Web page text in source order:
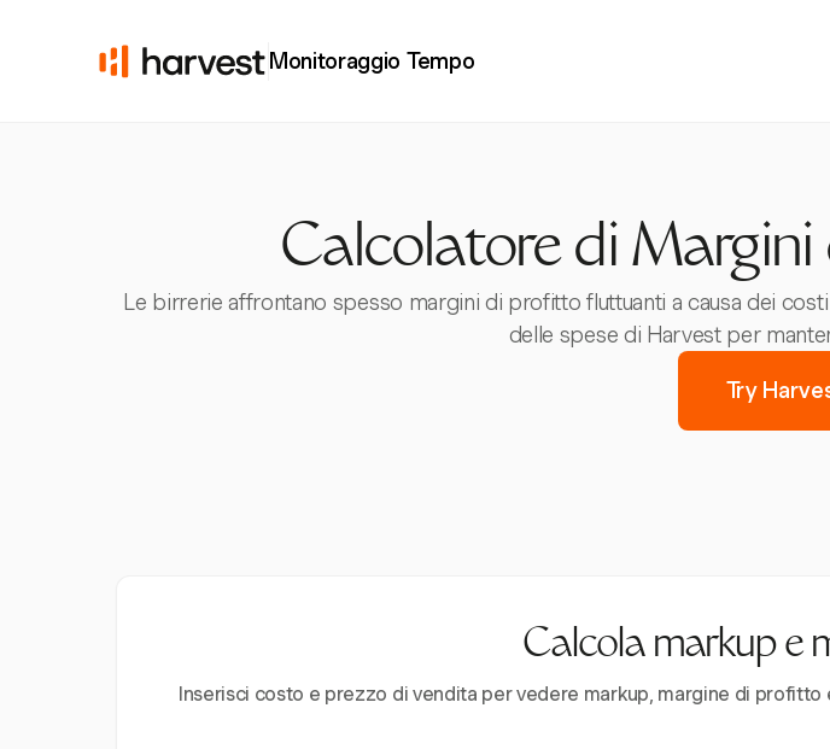
Monitoraggio Tempo
Calcolatore di
Le birrerie affrontano spesso margini di profitto fluttuanti a causa dei
delle spese di Harvest per
Try
Calcola markup e
Inserisci costo e prezzo di vendita per vedere markup, margine di